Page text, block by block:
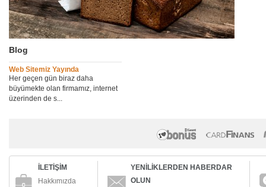
Blog
Web Sitemiz Yayında
Her geçen gün biraz daha
büyümekte olan firmamız, internet
üzerinden de s...
İLETİŞİM
Hakkımızda
YENİLİKLERDEN HABERDAR
OLUN